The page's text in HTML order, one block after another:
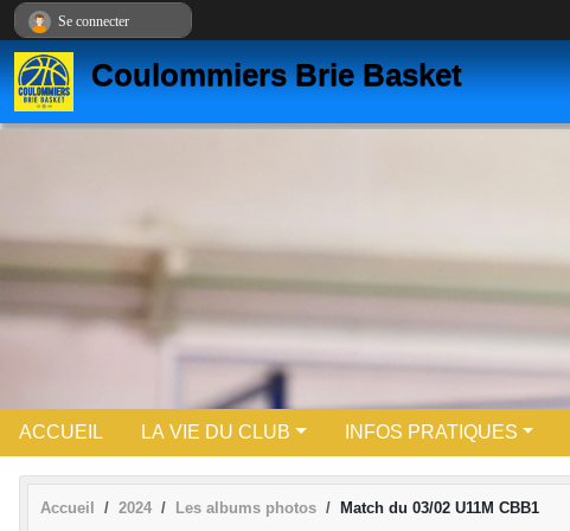
Coulommiers Brie Basket
ACCUEIL LA VIE DU CLUB INFOS PRATIQUES
Accueil 2024 Les albums photos Match du 03/02 U11M CBB1
Se connecter
Panneau de gestion des cookies